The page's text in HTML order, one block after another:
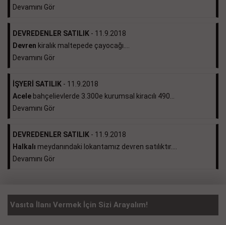
Devamını Gör
DEVREDENLER SATILIK - 11.9.2018
Devren kiralık maltepede çayocağı....
Devamını Gör
İŞYERİ SATILIK - 11.9.2018
Acele bahçelievlerde 3.300e kurumsal kiracılı 490...
Devamını Gör
DEVREDENLER SATILIK - 11.9.2018
Halkalı meydanındaki lokantamız devren satılıktır....
Devamını Gör
Vasıta İlanı Vermek İçin Sizi Arayalım!